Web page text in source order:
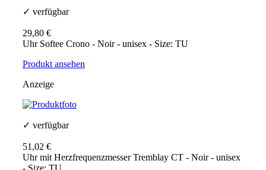
✓ verfügbar
29,80 €
Uhr Softee Crono - Noir - unisex - Size: TU
Produkt ansehen
Anzeige
✓ verfügbar
51,02 €
Uhr mit Herzfrequenzmesser Tremblay CT - Noir - unisex